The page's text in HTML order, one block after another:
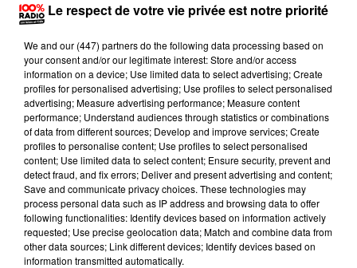
Lecture (1 min 14 sec)
100%
Le respect de votre vie privée est notre priorité
We and our (447) partnersdo the following data processing based on
your consent and/or our legitimate interest: Store and/or access
information on a device; Use limited data to select advertising; Create
profiles for personalised advertising; Use profiles to select personalised
advertising; Measure advertising performance; Measure content
performance; Understand audiences through statistics or combinations
of data from different sources; Develop and improve services; Create
profiles to personalise content; Use profiles to select personalised
content; Use limited data to select content; Ensure security, prevent and
detect fraud, and fix errors; Deliver and present advertising and content;
Save and communicate privacy choices. These technologies may
process personal data such as IP address and browsing data to offer
following functionalities: Identify devices based on information actively
requested; Use precise geolocation data; Match and combine data from
other data sources; Link different devices; Identify devices based on
information transmitted automatically.